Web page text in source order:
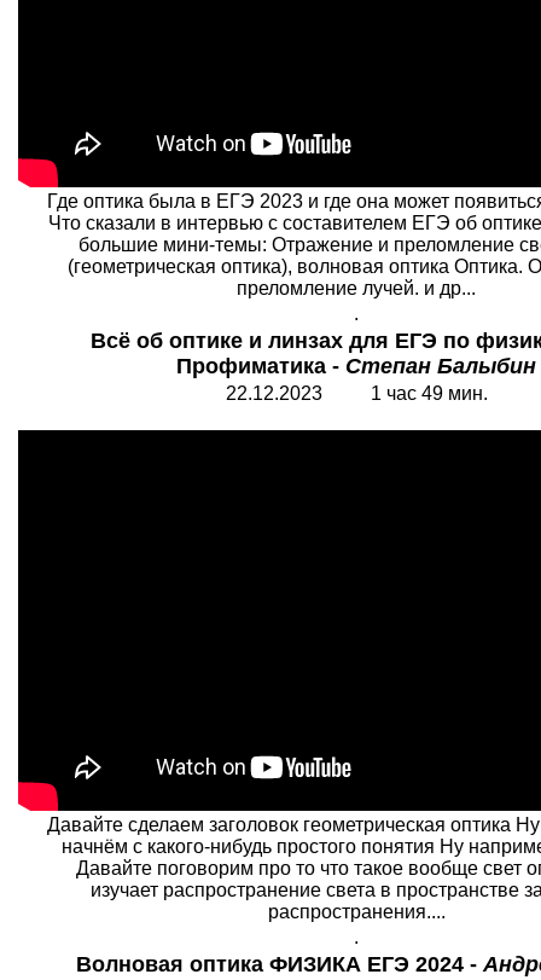
Где оптика была в ЕГЭ 2023 и где она может
Что сказали в интервью с составителем ЕГЭ об
большие мини-темы: Отражение и преломление
(геометрическая оптика), волновая оптика Оптика.
преломление лучей. и др...
.
Всё об оптике и линзах для ЕГЭ по
Профиматика - Степан Балыбин
22.12.2023 1 час 49 мин.
Давайте сделаем заголовок геометрическая оптика
начнём с какого-нибудь простого понятия Ну
Давайте поговорим про то что такое вообще свет
изучает распространение света в пространстве
распространения....
.
Волновая оптика ФИЗИКА ЕГЭ 2024 -